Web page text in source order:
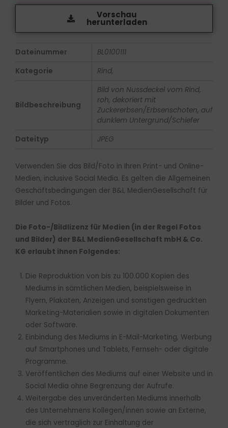
Vorschau
herunterladen
Dateinummer BL0100111
Kategorie Rind,
Bildbeschreibung
Bild von Nussdeckel vom Rind,
roh, dekoriert mit
Zuckererbsen/Erbsenschoten, auf
dunklem Untergrund/Schiefer
Dateityp JPEG
Verwenden Sie das Bild/Foto in Ihren Print- und Online-
Medien, inclusive Social Media. Es gelten die Allgemeinen
Geschäftsbedingungen der B&L MedienGesellschaft für
Bilder und Fotos.
Die Foto-/Bildlizenz für Medien (in der Regel Fotos
und Bilder) der B&L MedienGesellschaft mbH & Co.
KG erlaubt ihnen Folgendes:
Die Reproduktion von bis zu 100.000 Kopien des
Mediums in sämtlichen Medien, beispielsweise in
Flyern, Plakaten, Anzeigen und sonstigen gedruckten
Marketing-Materialien sowie in digitalen Dokumenten
oder Software.
Einbindung des Mediums in E-Mail-Marketing, Werbung
auf Smartphones und Tablets, Fernseh- oder digitale
Programme.
Veröffentlichen des Mediums auf einer Website und in
Social Media ohne Begrenzung der Aufrufe.
Weitergabe des unveränderten Mediums innerhalb
des Unternehmens Kollegen/innen sowie an Externe,
die sich vertraglich zur Einhaltung der